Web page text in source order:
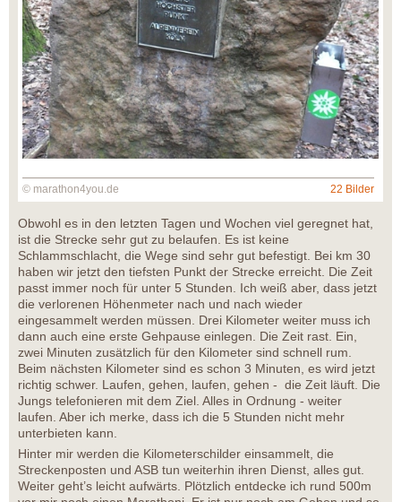
© marathon4you.de 22 Bilder
Obwohl es in den letzten Tagen und Wochen viel geregnet hat,
ist die Strecke sehr gut zu belaufen. Es ist keine
Schlammschlacht, die Wege sind sehr gut befestigt. Bei km 30
haben wir jetzt den tiefsten Punkt der Strecke erreicht. Die Zeit
passt immer noch für unter 5 Stunden. Ich weiß aber, dass jetzt
die verlorenen Höhenmeter nach und nach wieder
eingesammelt werden müssen. Drei Kilometer weiter muss ich
dann auch eine erste Gehpause einlegen. Die Zeit rast. Ein,
zwei Minuten zusätzlich für den Kilometer sind schnell rum.
Beim nächsten Kilometer sind es schon 3 Minuten, es wird jetzt
richtig schwer. Laufen, gehen, laufen, gehen - die Zeit läuft. Die
Jungs telefonieren mit dem Ziel. Alles in Ordnung - weiter
laufen. Aber ich merke, dass ich die 5 Stunden nicht mehr
unterbieten kann.
Hinter mir werden die Kilometerschilder einsammelt, die
Streckenposten und ASB tun weiterhin ihren Dienst, alles gut.
Weiter geht’s leicht aufwärts. Plötzlich entdecke ich rund 500m